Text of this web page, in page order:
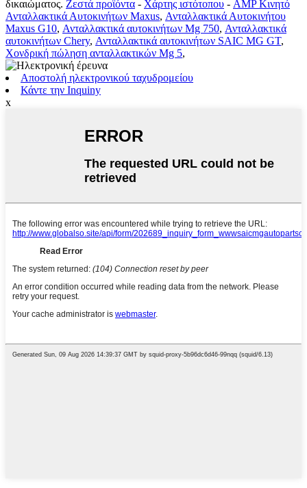
δικαιώματος. Ζεστά προϊόντα - Χάρτης ιστότοπου - AMP Κινητό
Ανταλλακτικά Αυτοκινήτων Maxus, Ανταλλακτικά Αυτοκινήτου
Maxus G10, Ανταλλακτικά αυτοκινήτων Mg 750, Ανταλλακτικά
αυτοκινήτων Chery, Ανταλλακτικά αυτοκινήτων SAIC MG GT,
Χονδρική πώληση ανταλλακτικών Mg 5,
Αποστολή ηλεκτρονικού ταχυδρομείου
Κάντε την Inquiny
x